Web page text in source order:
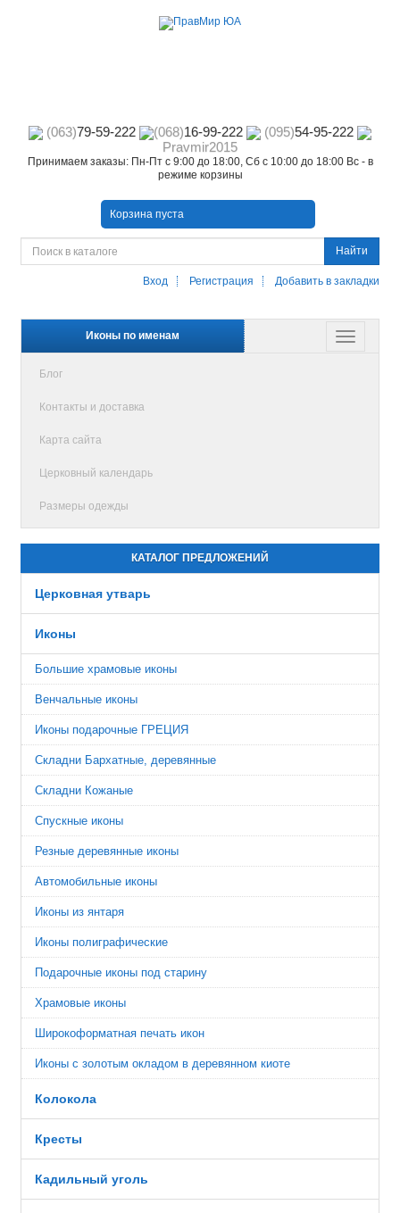
(063)79-59-222 (068)16-99-222 (095)54-95-222
Pravmir2015
Принимаем заказы: Пн-Пт с 9:00 до 18:00, Сб с 10:00 до 18:00 Вс - в
режиме корзины
Корзина пуста
Найти
Вход Регистрация Добавить в закладки
Иконы по именам
Блог
Контакты и доставка
Карта сайта
Церковный календарь
Размеры одежды
КАТАЛОГ ПРЕДЛОЖЕНИЙ
Церковная утварь
Иконы
Большие храмовые иконы
Венчальные иконы
Иконы подарочные ГРЕЦИЯ
Складни Бархатные, деревянные
Складни Кожаные
Спускные иконы
Резные деревянные иконы
Автомобильные иконы
Иконы из янтаря
Иконы полиграфические
Подарочные иконы под старину
Храмовые иконы
Широкоформатная печать икон
Иконы с золотым окладом в деревянном киоте
Колокола
Кресты
Кадильный уголь